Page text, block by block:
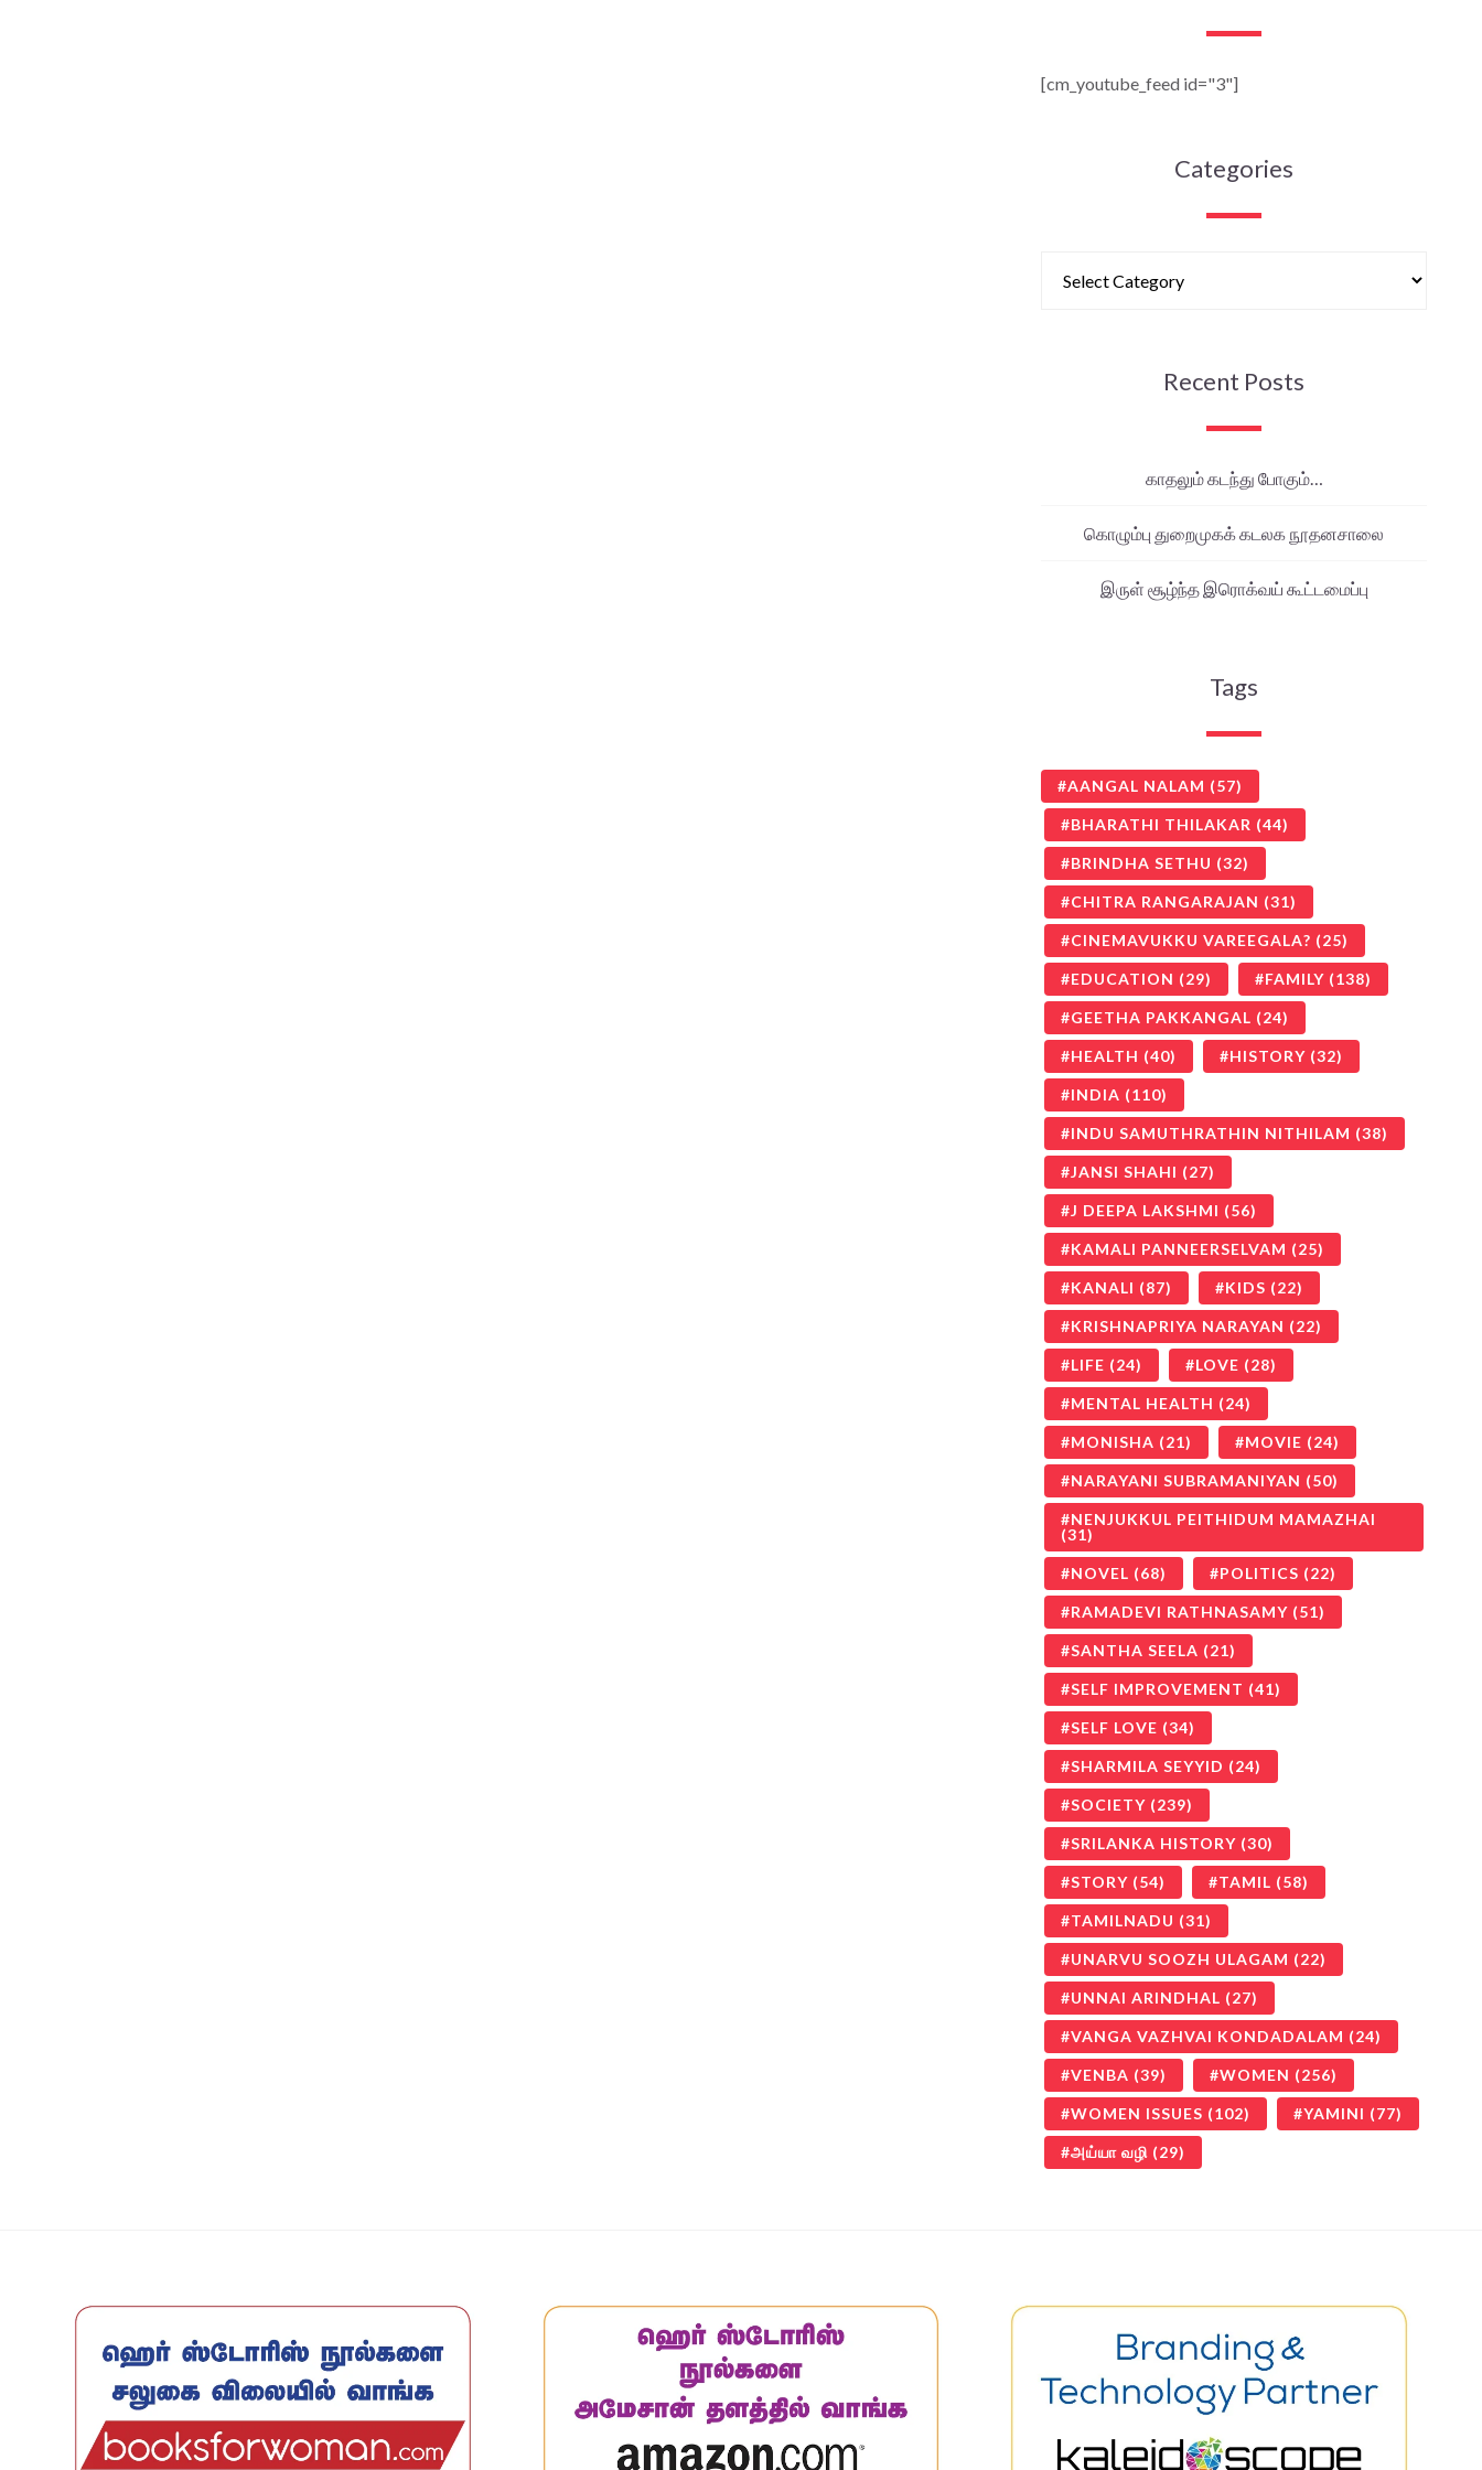
[cm_youtube_feed id="3"]
Categories
Recent Posts
காதலும் கடந்து போகும்…
கொழும்பு துறைமுகக் கடலக நூதனசாலை
இருள் சூழ்ந்த இரொக்வய் கூட்டமைப்பு
Tags
AANGAL NALAM (57)
BHARATHI THILAKAR (44)
BRINDHA SETHU (32)
CHITRA RANGARAJAN (31)
CINEMAVUKKU VAREEGALA? (25)
EDUCATION (29) FAMILY (138)
GEETHA PAKKANGAL (24)
HEALTH (40) HISTORY (32)
INDIA (110)
INDU SAMUTHRATHIN NITHILAM (38)
JANSI SHAHI (27)
J DEEPA LAKSHMI (56)
KAMALI PANNEERSELVAM (25)
KANALI (87) KIDS (22)
KRISHNAPRIYA NARAYAN (22)
LIFE (24) LOVE (28)
MENTAL HEALTH (24)
MONISHA (21) MOVIE (24)
NARAYANI SUBRAMANIYAN (50)
NENJUKKUL PEITHIDUM MAMAZHAI
(31)
NOVEL (68) POLITICS (22)
RAMADEVI RATHNASAMY (51)
SANTHA SEELA (21)
SELF IMPROVEMENT (41)
SELF LOVE (34)
SHARMILA SEYYID (24)
SOCIETY (239)
SRILANKA HISTORY (30)
STORY (54) TAMIL (58)
TAMILNADU (31)
UNARVU SOOZH ULAGAM (22)
UNNAI ARINDHAL (27)
VANGA VAZHVAI KONDADALAM (24)
VENBA (39) WOMEN (256)
WOMEN ISSUES (102) YAMINI (77)
அய்யா வழி (29)